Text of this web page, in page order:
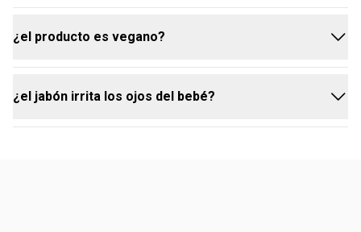
Sí, la fórmula es 100 % segura y puede ser utilizada
¿el producto es vegano?
sí, este producto tiene una fórmula vegana,
¿el jabón irrita los ojos del bebé?